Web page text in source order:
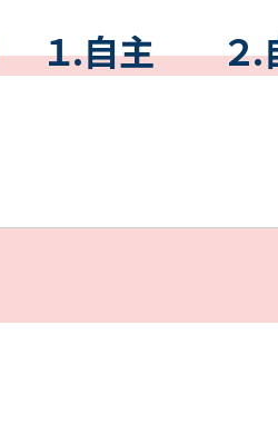
】 １.自主